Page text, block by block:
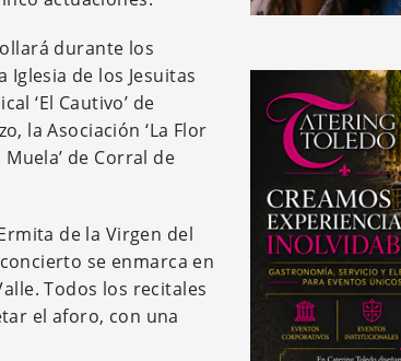
durante los
de los Jesuitas
‘El Cautivo’ de
la Asociación ‘La Flor
de Corral de
de la Virgen del
se enmarca en
Todos los recitales
el aforo, con una